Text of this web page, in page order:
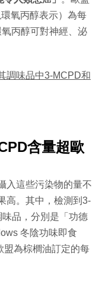
氧丙醇表示）為每
丙醇可對神經、泌
調味品中3-MCPD和
含量超歐
入這些污染物的量不
高。其中，檢測到3-
品，分別是「功德
冬陰功味即食
盟為棕櫚油訂定的每